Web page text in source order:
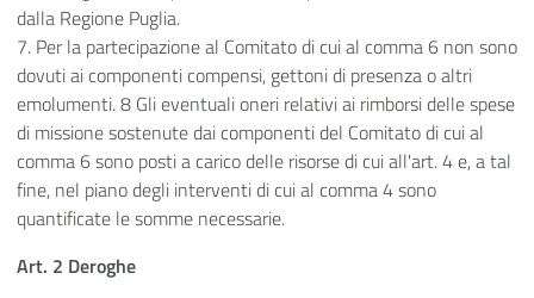
dalla Regione Puglia.
7. Per la partecipazione al Comitato di cui al comma 6 non sono
dovuti ai componenti compensi, gettoni di presenza o altri
emolumenti. 8 Gli eventuali oneri relativi ai rimborsi delle spese
di missione sostenute dai componenti del Comitato di cui al
comma 6 sono posti a carico delle risorse di cui all'art. 4 e, a tal
fine, nel piano degli interventi di cui al comma 4 sono
quantificate le somme necessarie.
Art. 2 Deroghe